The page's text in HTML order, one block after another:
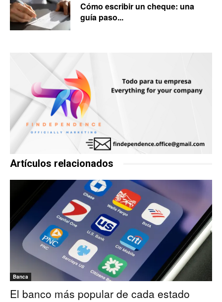
Cómo escribir un cheque: una
guía paso...
Artículos relacionados
Banca
El banco más popular de cada estado